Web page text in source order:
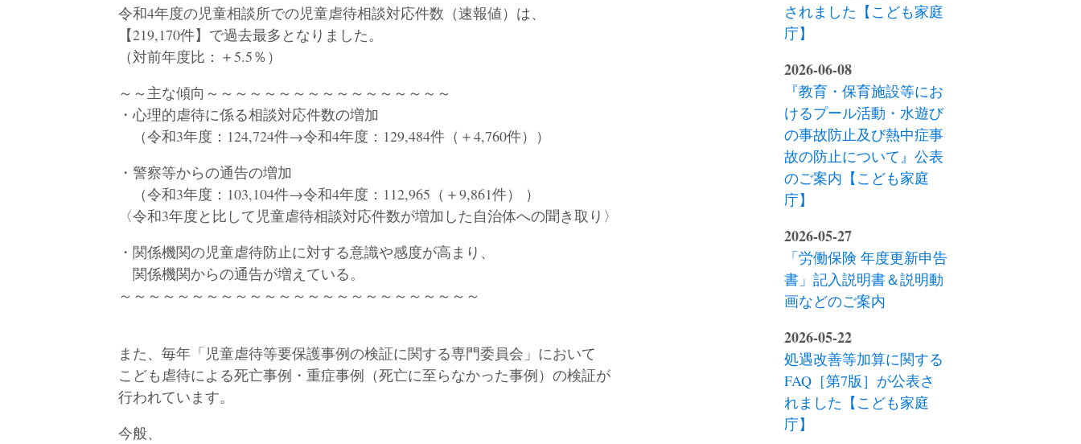
令和4年度の児童相談所での児童虐待相談対応件数（速報値）は、
【219,170件】で過去最多となりました。
（対前年度比：＋5.5％）
～～主な傾向～～～～～～～～～～～～～～～～～
・心理的虐待に係る相談対応件数の増加
（令和3年度：124,724件→令和4年度：129,484件（＋4,760件））
・警察等からの通告の増加
（令和3年度：103,104件→令和4年度：112,965（＋9,861件） ）
〈令和3年度と比して児童虐待相談対応件数が増加した自治体への聞き取り〉
・関係機関の児童虐待防止に対する意識や感度が高まり、
関係機関からの通告が増えている。
～～～～～～～～～～～～～～～～～～～～～～～～～
また、毎年「児童虐待等要保護事例の検証に関する専門委員会」において
こども虐待による死亡事例・重症事例（死亡に至らなかった事例）の検証が
行われています。
今般、
されました【こども家庭
庁】
2026-06-08
『教育・保育施設等にお
けるプール活動・水遊び
の事故防止及び熱中症事
故の防止について』公表
のご案内【こども家庭
庁】
2026-05-27
「労働保険 年度更新申告
書」記入説明書＆説明動
画などのご案内
2026-05-22
処遇改善等加算に関する
FAQ［第7版］が公表さ
れました【こども家庭
庁】